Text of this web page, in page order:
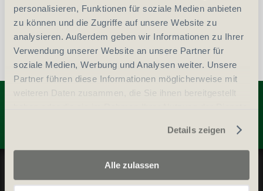
personalisieren, Funktionen für soziale Medien anbieten
zu können und die Zugriffe auf unsere Website zu
analysieren. Außerdem geben wir Informationen zu Ihrer
Verwendung unserer Website an unsere Partner für
soziale Medien, Werbung und Analysen weiter. Unsere
Partner führen diese Informationen möglicherweise mit
weiteren Daten zusammen, die Sie ihnen bereitgestellt
Details zeigen
Alle zulassen
Entdecken Sie weitere Produkte
Datenschutz und Cookie-Richtlinien
Allgemeine Geschäftsbedingungen